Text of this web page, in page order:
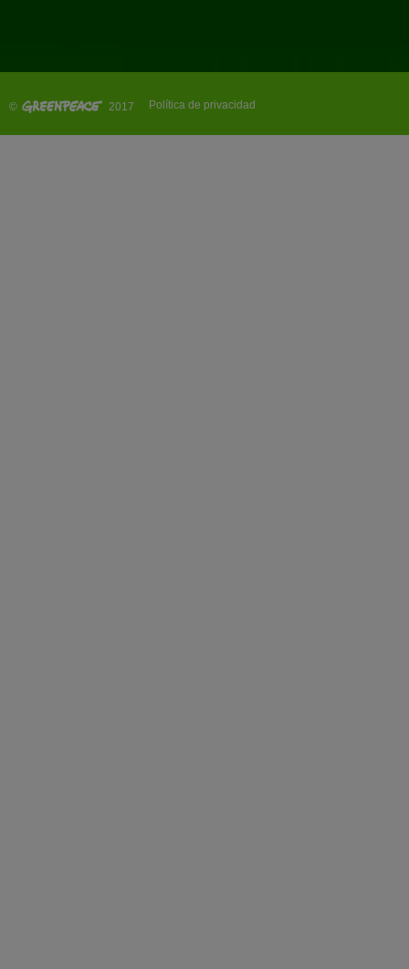
© 2017 Política de privacidad